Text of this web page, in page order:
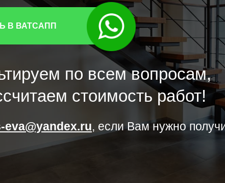
В ВАТСАПП
по всем вопросам,
стоимость работ!
eva@yandex.ru, если Вам нужно